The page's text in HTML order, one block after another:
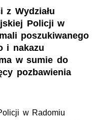
z Wydziału
Policji w
poszukiwanego
i nakazu
w sumie do
pozbawienia
w Radomiu